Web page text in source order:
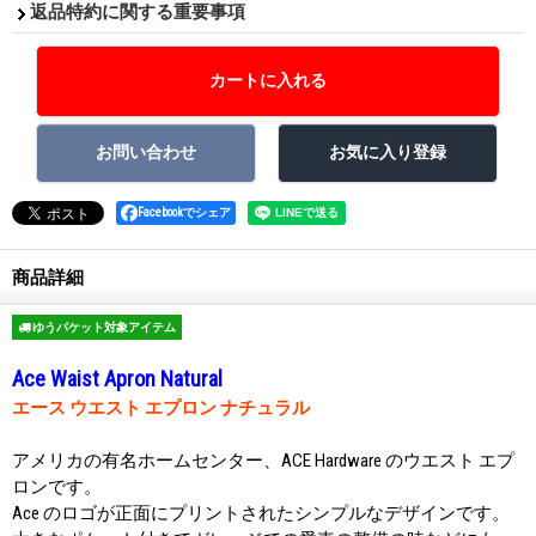
返品特約に関する重要事項
Facebookでシェア
商品詳細
ゆうパケット対象アイテム
Ace Waist Apron Natural
エース ウエスト エプロン ナチュラル
アメリカの有名ホームセンター、ACE Hardware のウエスト エプ
ロンです。
Ace のロゴが正面にプリントされたシンプルなデザインです。